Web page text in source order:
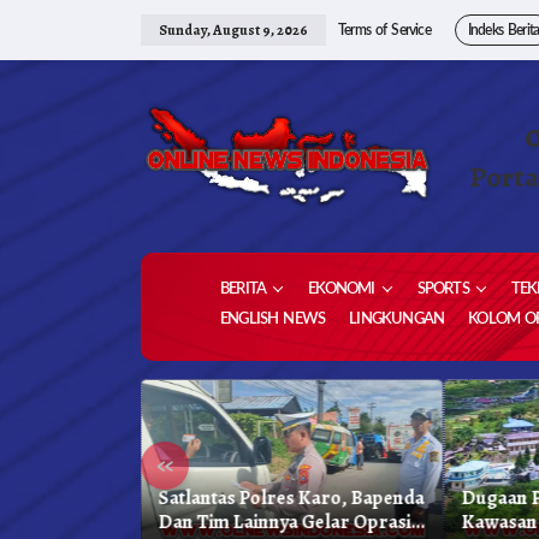
Sunday, August 9, 2026 Terms of Service Indeks Berita
BERITA EKONOMI SPORTS
ENGLISH NEWS
LINGKUNGAN KOLOM
«
Satlantas Polres Karo, Bapenda
Dan Tim Lainnya Gelar Oprasi
Dugaan